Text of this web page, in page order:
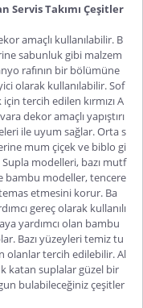
Servis Takımı Çeşitler
amaçlı kullanılabilir. B
sabunluk gibi malzem
rafının bir bölümüne
olarak kullanılabilir. Sof
için tercih edilen kırmızı A
dekor amaçlı yapıştırı
ile uyum sağlar. Orta s
mum çiçek ve biblo gi
modelleri, bazı mutf
bambu modeller, tencere
temas etmesini korur. Ba
gereç olarak kullanılı
yardımcı olan bambu
Bazı yüzeyleri temiz tu
olanlar tercih edilebilir. Al
katan suplalar güzel bir
bulabileceğiniz çeşitler